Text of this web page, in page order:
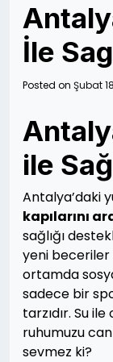
İle
Posted on Şubat
ile
Antalya’daki
kapılarını
sağlığı
yeni beceriler
ortamda
sadece bir
tarzıdır. Su
ruhumuzu
sevmez ki?